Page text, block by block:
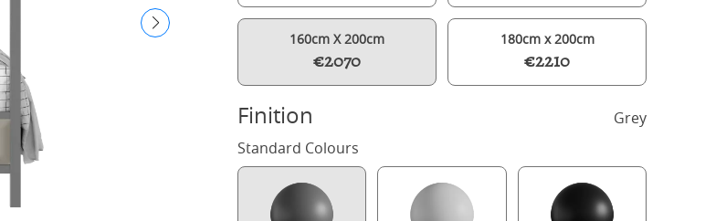
160cm X 200cm
€2070
180cm x 200cm
€2210
Finition
Grey
Standard Colours